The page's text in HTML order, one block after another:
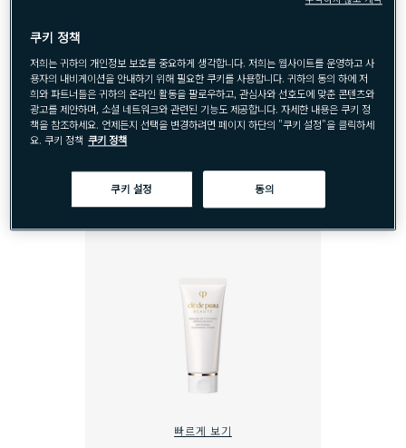
SÉRUM RAFFERMISSANT SUPRÊME
퍼밍 세럼 수프림 N (주름개선)
빠르게 보기
쿠키 정책
저희는 귀하의 개인정보 보호를 중요하게 생각합니다. 저희는 웹사이트를 운영하고 사
용자의 내비게이션을 안내하기 위해 필요한 쿠키를 사용합니다. 귀하의 동의 하에 저
희와 파트너들은 귀하의 온라인 활동을 팔로우하고, 관심사와 선호도에 맞춘 콘텐츠와
광고를 제안하며, 소셜 네트워크와 관련된 기능도 제공합니다. 자세한 내용은 쿠키 정
책을 참조하세요. 언제든지 선택을 변경하려면 페이지 하단의 "쿠키 설정"을 클릭하세
요. 쿠키 정책 쿠키 정책
쿠키 설정 동의